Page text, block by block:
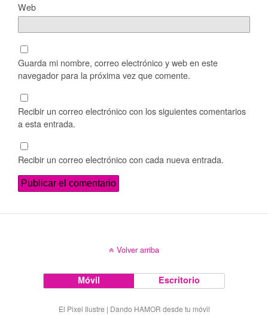
Web
Guarda mi nombre, correo electrónico y web en este
navegador para la próxima vez que comente.
Recibir un correo electrónico con los siguientes comentarios
a esta entrada.
Recibir un correo electrónico con cada nueva entrada.
Volver arriba
Móvil Escritorio
El Pixel Ilustre | Dando HAMOR desde tu móvil